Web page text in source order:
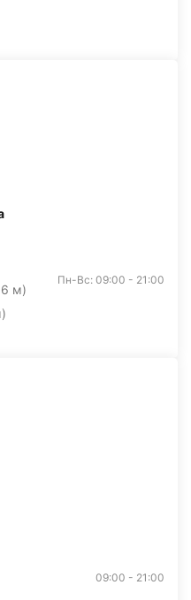
м)
Пн-Вс: 09:00 - 21:00
09:00 - 21:00